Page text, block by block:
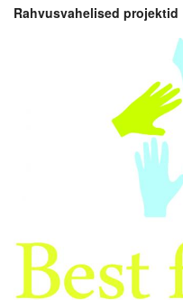
Rahvusvahelised projektid